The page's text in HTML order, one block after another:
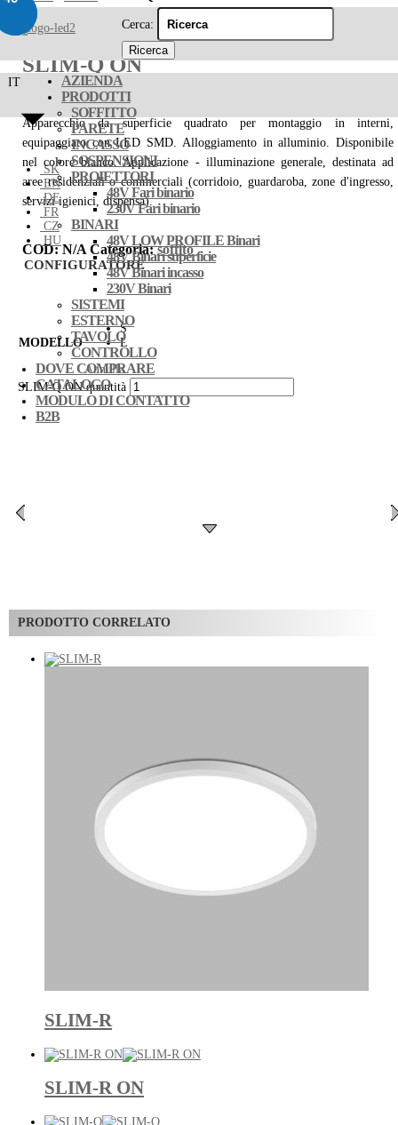
Cerca:
IT
SK
EN
DE
FR
CZ
HU
AZIENDA
PRODOTTI
SOFFITTO
PARETE
INCASSO
SOSPENSIONI
PROIETTORI
48V Fari binario
230V Fari binario
BINARI
48V LOW PROFILE Binari
48V Binari superficie
48V Binari incasso
230V Binari
SISTEMI
ESTERNO
TAVOLO
CONTROLLO
DOVE COMPRARE
CATALOGO
MODULO DI CONTATTO
B2B
SLIM-Q ON
Apparecchio da superficie quadrato per montaggio in interni,
equipaggiato con LED SMD. Alloggiamento in alluminio. Disponibile
nel colore bianco. Applicazione - illuminazione generale, destinata ad
aree residenziali o commerciali (corridoio, guardaroba, zone d'ingresso,
servizi igienici, dispensa).
COD:N/A Categoria:soffito
CONFIGURATORE
MODELLO
S
L
Annulla
SLIM-Q ON quantità
PRODOTTO CORRELATO
SLIM-R
SLIM-R ON